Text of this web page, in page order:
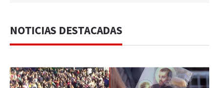
NOTICIAS DESTACADAS